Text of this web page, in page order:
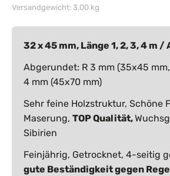
Versandgewicht: 3.00 kg
32 x 45 mm, Länge 1, 2, 3, 4 m
Abgerundet: R 3 mm (35x45
4 mm (45x70 mm)
Sehr feine Holzstruktur, Schöne
Maserung, TOP Qualität,
Sibirien
Feinjährig, Getrocknet, 4-seitig
gute Beständigkeit gegen